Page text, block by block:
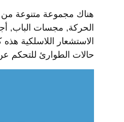
هناك مجموعة متنوعة من
الحركة, مجسات الباب,
الاستشعار اللاسلكية
حالات الطوارئ للتحكم عن